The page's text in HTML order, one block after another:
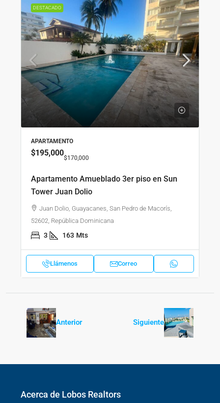
DESTACADO
APARTAMENTO
$195,000
$170,000
Apartamento Amueblado 3er piso en Sun
Tower Juan Dolio
Juan Dolio, Guayacanes, San Pedro de Macorís,
52602, República Dominicana
3 163 Mts
Llámenos Correo
Anterior Siguiente
Acerca de Lobos Realtors